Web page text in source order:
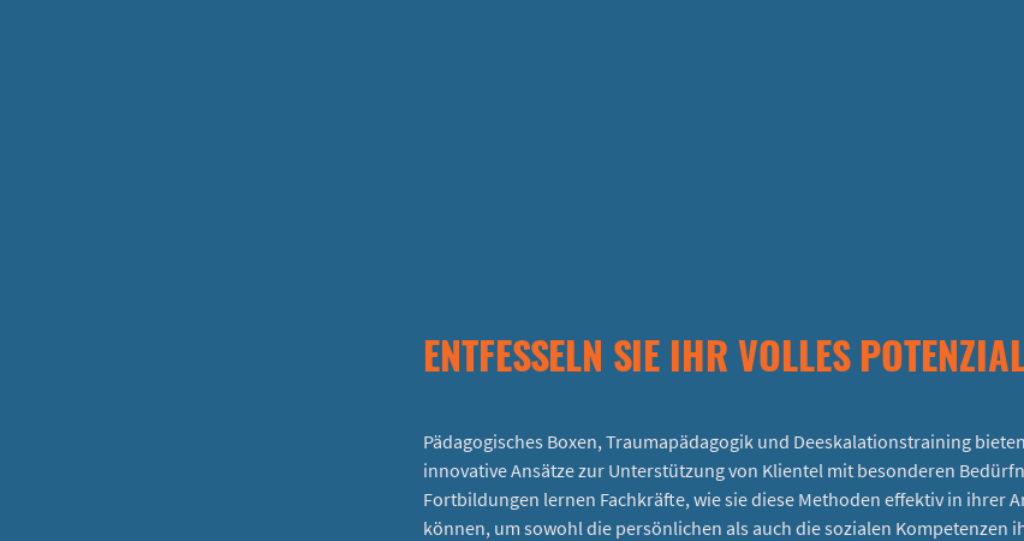
ENTFESSELN SIE IHR VOLLES
Pädagogisches Boxen, Traumapädagogik und Deeskalationstraining
innovative Ansätze zur Unterstützung von Klientel mit besonderen
Fortbildungen lernen Fachkräfte, wie sie diese Methoden effektiv in ihrer
können, um sowohl die persönlichen als auch die sozialen Kompetenzen